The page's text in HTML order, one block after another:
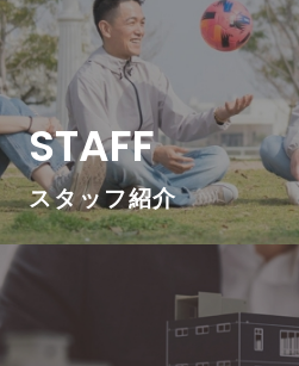
STAFF
スタッフ紹介